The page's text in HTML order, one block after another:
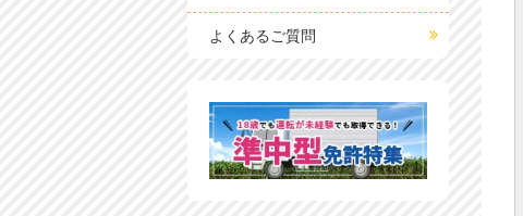
よくあるご質問